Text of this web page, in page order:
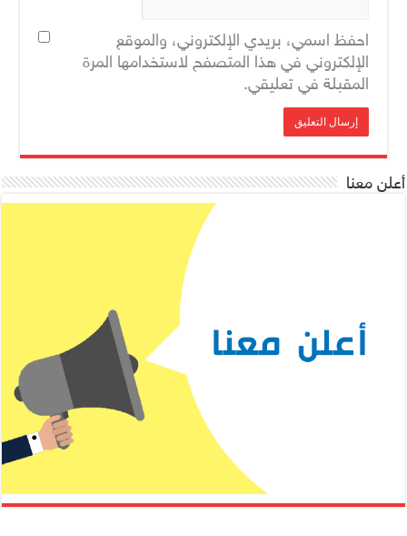
احفظ اسمي، بريدي الإلكتروني، والموقع
الإلكتروني في هذا المتصفح لاستخدامها المرة
المقبلة في تعليقي.
أعلن معنا